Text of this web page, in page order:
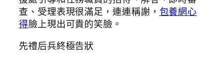
查、受理表現很滿足，連連稱謝， 包養網心
得臉上現出可貴的笑臉。
先禮后兵終極告狀